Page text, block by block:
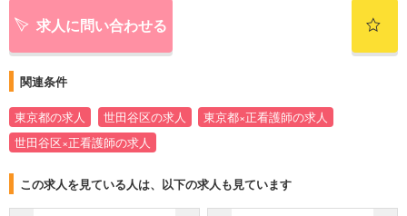
求人に問い合わせる
関連条件
東京都の求人 世田谷区の求人
東京都×正看護師の求人
世田谷区×正看護師の求人
この求人を見ている人は、以下の求人も見ています